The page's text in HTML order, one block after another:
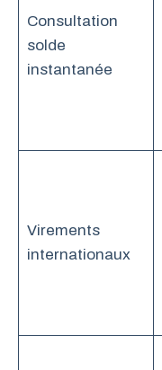
Consultation
solde
instantanée
Virements
internationaux